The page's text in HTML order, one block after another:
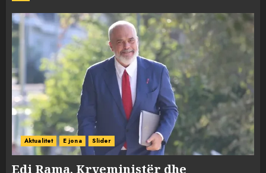
Aktualitet E jona Slider
Edi Rama, Kryeministër dhe